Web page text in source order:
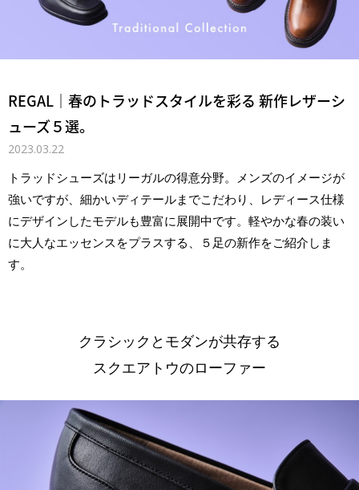
REGAL｜春のトラッドスタイルを彩る 新作レザーシ
ューズ５選。
2023.03.22
トラッドシューズはリーガルの得意分野。メンズのイメージが
強いですが、細かいディテールまでこだわり、レディース仕様
にデザインしたモデルも豊富に展開中です。軽やかな春の装い
に大人なエッセンスをプラスする、５足の新作をご紹介しま
す。
クラシックとモダンが共存する
スクエアトウのローファー